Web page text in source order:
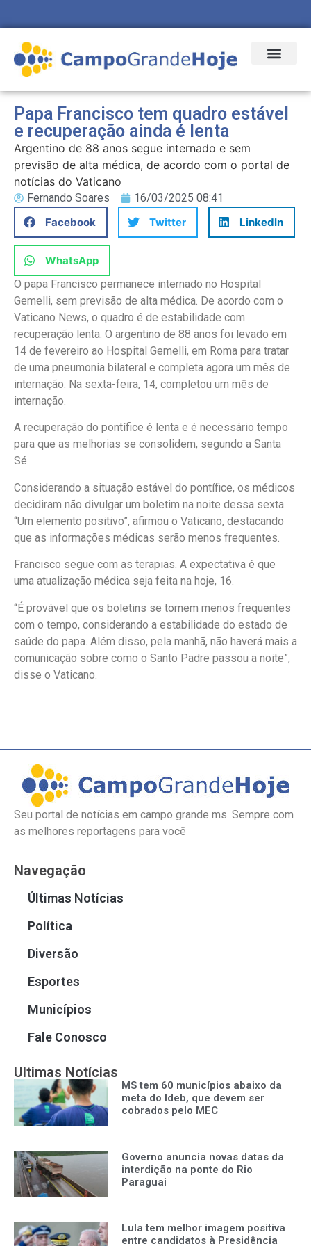
Papa Francisco tem quadro estável
e recuperação ainda é lenta
Argentino de 88 anos segue internado e sem
previsão de alta médica, de acordo com o portal de
notícias do Vaticano
Fernando Soares
16/03/2025 08:41
Facebook
Twitter LinkedIn
WhatsApp
O papa Francisco permanece internado no Hospital
Gemelli, sem previsão de alta médica. De acordo com o
Vaticano News, o quadro é de estabilidade com
recuperação lenta. O argentino de 88 anos foi levado em
14 de fevereiro ao Hospital Gemelli, em Roma para tratar
de uma pneumonia bilateral e completa agora um mês de
internação. Na sexta-feira, 14, completou um mês de
internação.
A recuperação do pontífice é lenta e é necessário tempo
para que as melhorias se consolidem, segundo a Santa
Sé.
Considerando a situação estável do pontífice, os médicos
decidiram não divulgar um boletim na noite dessa sexta.
“Um elemento positivo”, afirmou o Vaticano, destacando
que as informações médicas serão menos frequentes.
Francisco segue com as terapias. A expectativa é que
uma atualização médica seja feita na hoje, 16.
“É provável que os boletins se tornem menos frequentes
com o tempo, considerando a estabilidade do estado de
saúde do papa. Além disso, pela manhã, não haverá mais a
comunicação sobre como o Santo Padre passou a noite”,
disse o Vaticano.
Seu portal de notícias em campo grande ms. Sempre com
as melhores reportagens para você
Navegação
Últimas Notícias
Política
Diversão
Esportes
Municípios
Fale Conosco
Ultimas Notícias
MS tem 60 municípios abaixo da
meta do Ideb, que devem ser
cobrados pelo MEC
Governo anuncia novas datas da
interdição na ponte do Rio
Paraguai
Lula tem melhor imagem positiva
entre candidatos à Presidência